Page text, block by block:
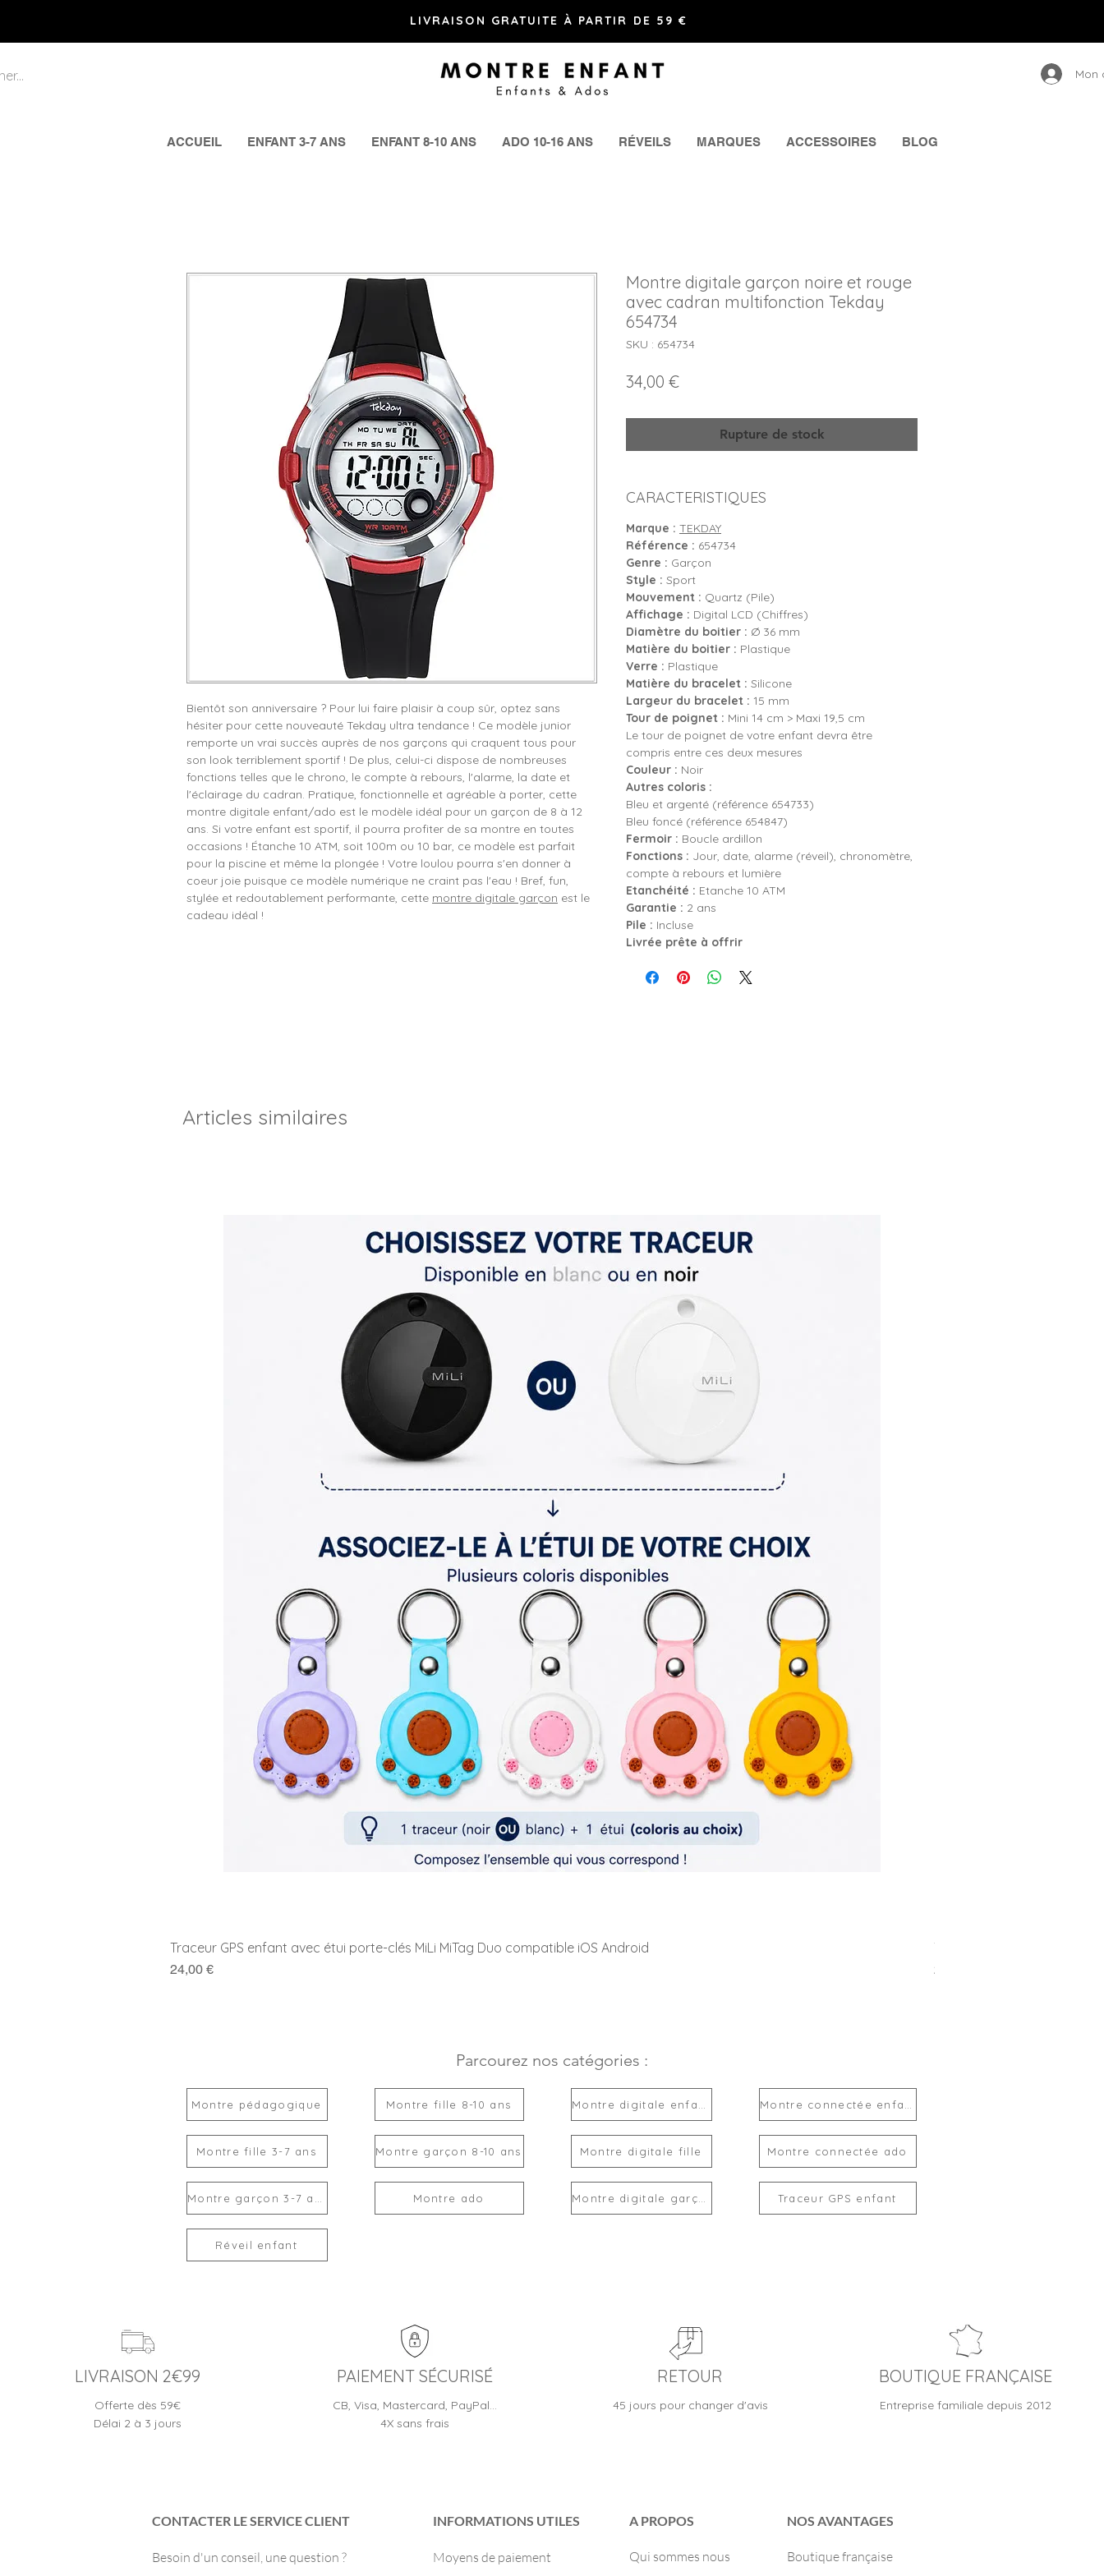
LIVRAISON GRATUITE À PARTIR DE 59 €
Mon
ACCUEIL ENFANT 3-7 ANS ENFANT 8-10 ANS ADO 10-16 ANS RÉVEILS MARQUES ACCESSOIRES BLOG
Bientôt son anniversaire ? Pour lui faire plaisir à coup sûr, optez sans
hésiter pour cette nouveauté Tekday ultra tendance ! Ce modèle junior
remporte un vrai succès auprès de nos garçons qui craquent tous pour
son look terriblement sportif ! De plus, celui-ci dispose de nombreuses
fonctions telles que le chrono, le compte à rebours, l'alarme, la date et
l'éclairage du cadran. Pratique, fonctionnelle et agréable à porter, cette
montre digitale enfant/ado est le modèle idéal pour un garçon de 8 à 12
ans. Si votre enfant est sportif, il pourra profiter de sa montre en toutes
occasions ! Étanche 10 ATM, soit 100m ou 10 bar, ce modèle est parfait
pour la piscine et même la plongée ! Votre loulou pourra s'en donner à
coeur joie puisque ce modèle numérique ne craint pas l'eau ! Bref, fun,
stylée et redoutablement performante, cette montre digitale garçon est le
cadeau idéal !
Montre digitale garçon noire et rouge
avec cadran multifonction Tekday
654734
SKU : 654734
34,00 €Prix
Rupture de stock
CARACTERISTIQUES
Marque : TEKDAY
Référence : 654734
Genre : Garçon
Style : Sport
Mouvement : Quartz (Pile)
Affichage : Digital LCD (Chiffres)
Diamètre du boitier : Ø 36 mm
Matière du boitier : Plastique
Verre : Plastique
Matière du bracelet : Silicone
Largeur du bracelet : 15 mm
Tour de poignet : Mini 14 cm > Maxi 19,5 cm
Le tour de poignet de votre enfant devra être
compris entre ces deux mesures
Couleur : Noir
Autres coloris :
Bleu et argenté (référence 654733)
Bleu foncé (référence 654847)
Fermoir : Boucle ardillon
Fonctions : Jour, date, alarme (réveil), chronomètre,
compte à rebours et lumière
Etanchéité : Etanche 10 ATM
Garantie : 2 ans
Pile : Incluse
Livrée prête à offrir
Articles similaires
Traceur GPS enfant avec étui porte-clés MiLi MiTag Duo compatible iOS Android
Prix
24,00 €
Traceur GPS enfant MiLi
Prix
24,00 €
Parcourez nos catégories :
Montre pédagogique
Montre fille 3-7 ans
Montre fille 8-10 ans
Montre garçon 8-10 ans
Montre ado
Montre digitale fille Montre connectée ado
Traceur GPS enfant
Réveil enfant
LIVRAISON 2€99
Offerte dès 59€
Délai 2 à 3 jours
PAIEMENT SÉCURISÉ
CB, Visa, Mastercard, PayPal…
4X sans frais
RETOUR
45 jours pour changer d'avis
BOUTIQUE FRANÇAISE
Entreprise familiale depuis 2012
CONTACTER LE SERVICE CLIENT
Besoin d'un conseil, une question ?
INFORMATIONS UTILES
Moyens de paiement
A PROPOS
Qui sommes nous
NOS AVANTAGES
Boutique française